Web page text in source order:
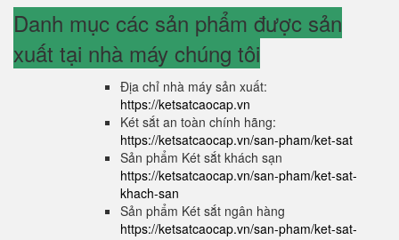
Danh mục các sản phẩm được sản
xuất tại nhà máy chúng tôi
Địa chỉ nhà máy sản xuất:
https://ketsatcaocap.vn
Két sắt an toàn chính hãng:
https://ketsatcaocap.vn/san-pham/ket-sat
Sản phẩm Két sắt khách sạn
https://ketsatcaocap.vn/san-pham/ket-sat-
khach-san
Sản phẩm Két sắt ngân hàng
https://ketsatcaocap.vn/san-pham/ket-sat-